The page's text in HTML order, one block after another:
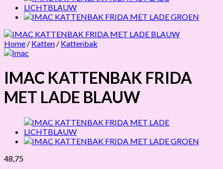
Home / Katten / Kattenbak
IMAC KATTENBAK FRIDA
MET LADE BLAUW
48,75